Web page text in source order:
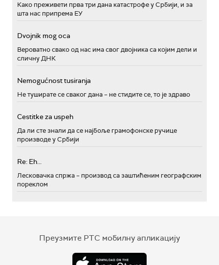
Како преживети прва три дана катастрофе у Србији, и за
шта нас припрема ЕУ
Dvojnik mog oca
Вероватно свако од нас има свог двојника са којим дели и
сличну ДНК
Nemogućnost tusiranja
Не туширате се сваког дана – не стидите се, то је здраво
Cestitke za uspeh
Да ли сте знали да се најбоље грамофонске ручице
производе у Србији
Re: Eh...
Лесковачка спржа – производ са заштићеним географским
пореклом
Преузмите РТС мобилну апликацију